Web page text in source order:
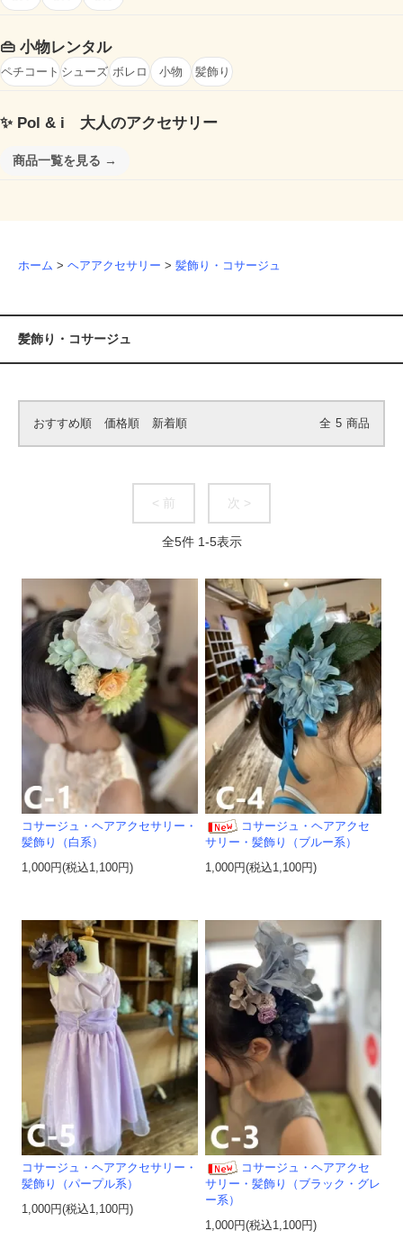
👜 小物レンタル
ペチコートシューズ ボレロ 小物 髪飾り
✨ Pol & i 大人のアクセサリー
商品一覧を見る →
ホーム > ヘアアクセサリー > 髪飾り・コサージュ
髪飾り・コサージュ
おすすめ順 価格順 新着順 全 5 商品
< 前 次 >
全5件 1-5表示
コサージュ・ヘアアクセサリー・
髪飾り（白系）
1,000円(税込1,100円)
コサージュ・ヘアアクセ
サリー・髪飾り（ブルー系）
1,000円(税込1,100円)
コサージュ・ヘアアクセサリー・
髪飾り（パープル系）
1,000円(税込1,100円)
コサージュ・ヘアアクセ
サリー・髪飾り（ブラック・グレ
ー系）
1,000円(税込1,100円)